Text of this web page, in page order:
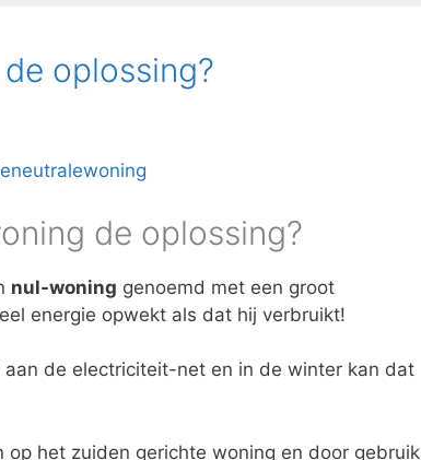
oplossing?
de oplossing?
nul-woning genoemd met een groot
energie opwekt als dat hij verbruikt!
de electriciteit-net en in de winter kan dat
op het zuiden gerichte woning en door gebruik